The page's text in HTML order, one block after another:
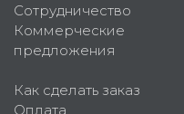
Сотрудничество
Коммерческие
предложения
Как сделать заказ
Оплата